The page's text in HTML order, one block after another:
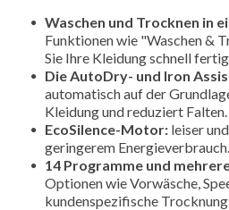
Waschen und Trocknen in
Funktionen wie "Waschen &
Sie Ihre Kleidung schnell fertig
Die AutoDry- und Iron
automatisch auf der
Kleidung und reduziert Falten.
EcoSilence-Motor: leiser
geringerem Energieverbrauch.
14 Programme und
Optionen wie Vorwäsche,
kundenspezifische Trocknung